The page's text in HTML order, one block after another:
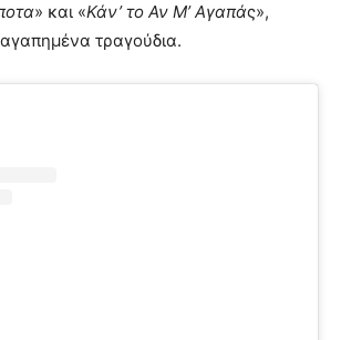
» και «Κάν’ το Αν Μ’ Αγαπάς»,
τραγούδια.